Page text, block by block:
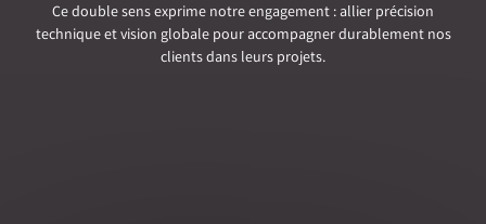
Ce double sens exprime notre engagement : allier précision
technique et vision globale pour accompagner durablement nos
clients dans leurs projets.